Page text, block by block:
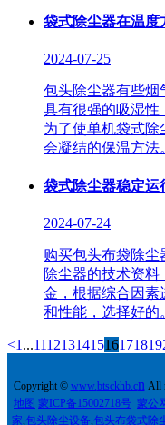
袋式除尘器在温度
2024-07-25
包头除尘器有些烟
具有很强的吸湿性
为了使单机袋式除
会凝结的保温方法
袋式除尘器稳定运
2024-07-24
购买包头布袋除尘
除尘器的技术资
金，根据综合因素
和性能，选择好的
<1 ...111213141516171819
Copyright © www.btsckhb.cnAll
地图 蒙ICP备15002718号 蒙公
家,包头除尘设备,包头布袋式除